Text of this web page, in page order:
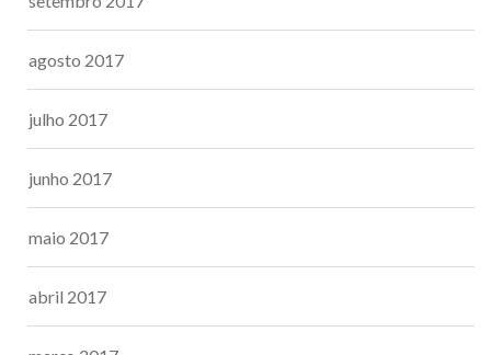
agosto 2017
julho 2017
junho 2017
maio 2017
abril 2017